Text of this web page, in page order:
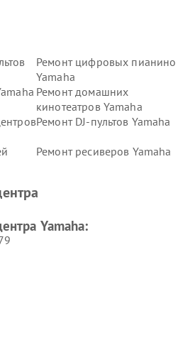
Ремонт цифровых пианино
Yamaha
Ремонт домашних
кинотеатров Yamaha
Ремонт DJ-пультов Yamaha
Ремонт ресиверов Yamaha
Yamaha
Yamaha: